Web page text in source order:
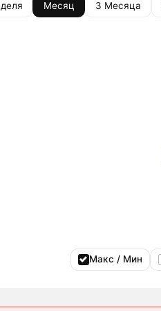
Месяц 3 Месяца
Макс / Мин